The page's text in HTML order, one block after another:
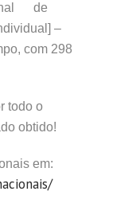
de
–
com 298
todo o
obtido!
em: